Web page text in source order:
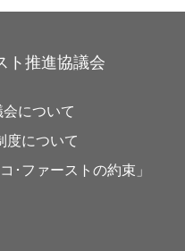
ト推進協議会
会について
度について
･ファーストの約束」